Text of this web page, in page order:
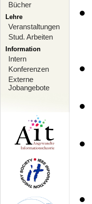
Bücher
Lehre
Veranstaltungen
Stud. Arbeiten
Information
Intern
Konferenzen
Externe
Jobangebote